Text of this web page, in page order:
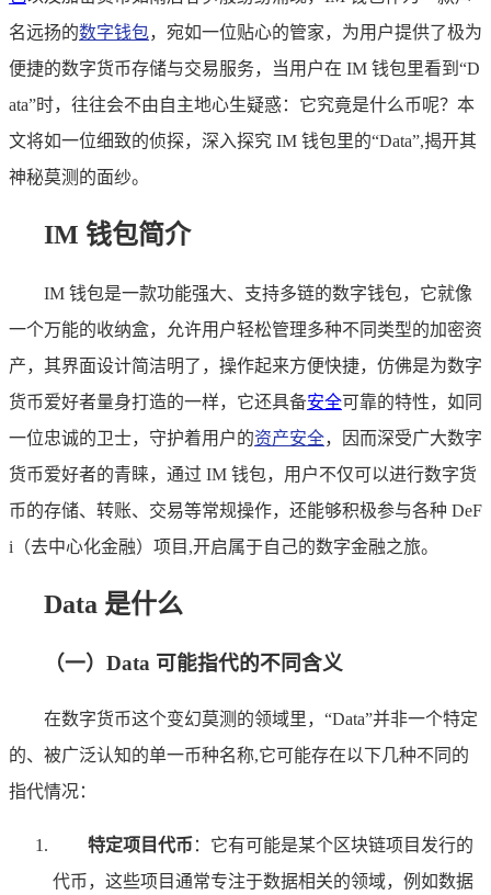
名远扬的数字钱包，宛如一位贴心的管家，为用户提供了极为
便捷的数字货币存储与交易服务，当用户在 IM 钱包里看到“D
ata”时，往往会不由自主地心生疑惑：它究竟是什么币呢？本
文将如一位细致的侦探，深入探究 IM 钱包里的“Data”,揭开其
神秘莫测的面纱。
IM 钱包简介
IM 钱包是一款功能强大、支持多链的数字钱包，它就像
一个万能的收纳盒，允许用户轻松管理多种不同类型的加密资
产，其界面设计简洁明了，操作起来方便快捷，仿佛是为数字
货币爱好者量身打造的一样，它还具备安全可靠的特性，如同
一位忠诚的卫士，守护着用户的资产安全，因而深受广大数字
货币爱好者的青睐，通过 IM 钱包，用户不仅可以进行数字货
币的存储、转账、交易等常规操作，还能够积极参与各种 DeF
i（去中心化金融）项目,开启属于自己的数字金融之旅。
Data 是什么
（一）Data 可能指代的不同含义
在数字货币这个变幻莫测的领域里，“Data”并非一个特定
的、被广泛认知的单一币种名称,它可能存在以下几种不同的
指代情况：
特定项目代币 ：它有可能是某个区块链项目发行的
代币，这些项目通常专注于数据相关的领域，例如数据